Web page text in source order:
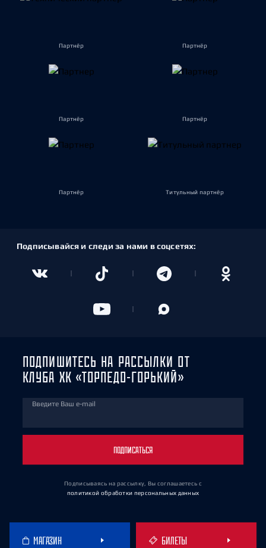
Партнёр Партнёр
Партнёр Партнёр
Партнёр Титульный партнёр
Подписывайся и следи за нами в соцсетях:
ПОДПИШИТЕСЬ НА РАССЫЛКИ ОТ
КЛУБА ХК «ТОРПЕДО-ГОРЬКИЙ»
Введите Ваш e-mail
ПОДПИСАТЬСЯ
Подписываясь на рассылку, Вы соглашаетесь с
политикой обработки персональных данных
МАГАЗИН БИЛЕТЫ